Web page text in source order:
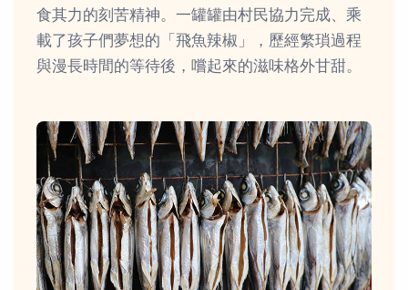
食其力的刻苦精神。一罐罐由村民協力完成、乘
載了孩子們夢想的「飛魚辣椒」，歷經繁瑣過程
與漫長時間的等待後，嚐起來的滋味格外甘甜。